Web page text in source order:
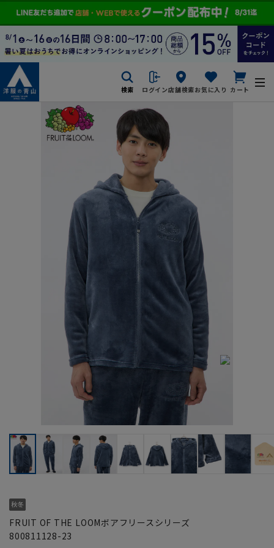
検索 ログイン店舗検索お気に入り カート
FRUIT OF THE LOOMボアフリースシリーズ
800811128-23